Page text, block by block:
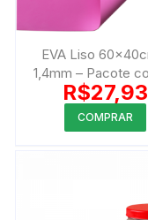
EVA Liso
1,4mm – Pacote
peças
R$27,93
COMPRAR